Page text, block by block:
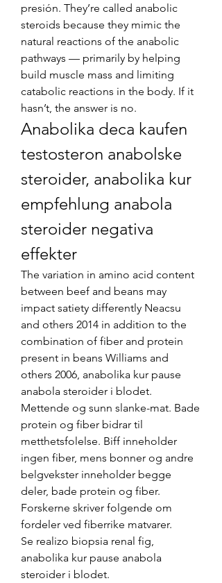
presión. They’re called anabolic
steroids because they mimic the
natural reactions of the anabolic
pathways — primarily by helping
build muscle mass and limiting
catabolic reactions in the body. If it
hasn’t, the answer is no.
Anabolika deca kaufen
testosteron anabolske
steroider, anabolika kur
empfehlung anabola
steroider negativa
effekter
The variation in amino acid content
between beef and beans may
impact satiety differently Neacsu
and others 2014 in addition to the
combination of fiber and protein
present in beans Williams and
others 2006, anabolika kur pause
anabola steroider i blodet.
Mettende og sunn slanke-mat. Bade
protein og fiber bidrar til
metthetsfolelse. Biff inneholder
ingen fiber, mens bonner og andre
belgvekster inneholder begge
deler, bade protein og fiber.
Forskerne skriver folgende om
fordeler ved fiberrike matvarer.
Se realizo biopsia renal fig,
anabolika kur pause anabola
steroider i blodet.